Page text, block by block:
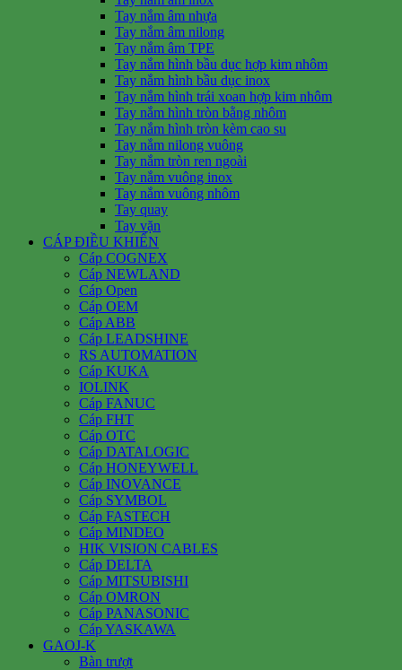
Tay nắm âm nhựa
Tay nắm âm nilong
Tay nắm âm TPE
Tay nắm hình bầu dục hợp kim nhôm
Tay nắm hình bầu dục inox
Tay nắm hình trái xoan hợp kim nhôm
Tay nắm hình tròn bằng nhôm
Tay nắm hình tròn kèm cao su
Tay nắm nilong vuông
Tay nắm tròn ren ngoài
Tay nắm vuông inox
Tay nắm vuông nhôm
Tay quay
Tay vặn
CÁP ĐIỀU KHIỂN
Cáp COGNEX
Cáp NEWLAND
Cáp Open
Cáp OEM
Cáp ABB
Cáp LEADSHINE
RS AUTOMATION
Cáp KUKA
IOLINK
Cáp FANUC
Cáp FHT
Cáp OTC
Cáp DATALOGIC
Cáp HONEYWELL
Cáp INOVANCE
Cáp SYMBOL
Cáp FASTECH
Cáp MINDEO
HIK VISION CABLES
Cáp DELTA
Cáp MITSUBISHI
Cáp OMRON
Cáp PANASONIC
Cáp YASKAWA
GAOJ-K
Bàn trượt